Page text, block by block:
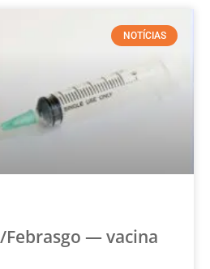
NOTÍCIAS
Febrasgo — vacina